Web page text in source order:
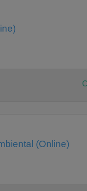
(Online)